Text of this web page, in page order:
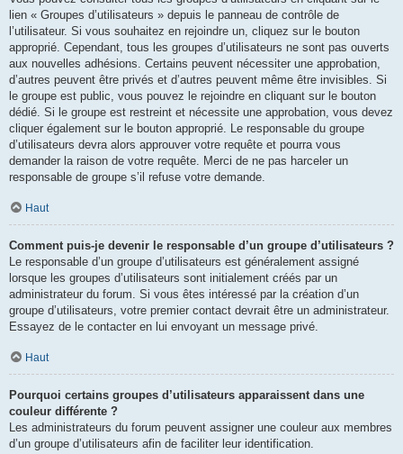
lien « Groupes d’utilisateurs » depuis le panneau de contrôle de
l’utilisateur. Si vous souhaitez en rejoindre un, cliquez sur le bouton
approprié. Cependant, tous les groupes d’utilisateurs ne sont pas ouverts
aux nouvelles adhésions. Certains peuvent nécessiter une approbation,
d’autres peuvent être privés et d’autres peuvent même être invisibles. Si
le groupe est public, vous pouvez le rejoindre en cliquant sur le bouton
dédié. Si le groupe est restreint et nécessite une approbation, vous devez
cliquer également sur le bouton approprié. Le responsable du groupe
d’utilisateurs devra alors approuver votre requête et pourra vous
demander la raison de votre requête. Merci de ne pas harceler un
responsable de groupe s’il refuse votre demande.
Haut
Comment puis-je devenir le responsable d’un groupe d’utilisateurs ?
Le responsable d’un groupe d’utilisateurs est généralement assigné
lorsque les groupes d’utilisateurs sont initialement créés par un
administrateur du forum. Si vous êtes intéressé par la création d’un
groupe d’utilisateurs, votre premier contact devrait être un administrateur.
Essayez de le contacter en lui envoyant un message privé.
Haut
Pourquoi certains groupes d’utilisateurs apparaissent dans une
couleur différente ?
Les administrateurs du forum peuvent assigner une couleur aux membres
d’un groupe d’utilisateurs afin de faciliter leur identification.